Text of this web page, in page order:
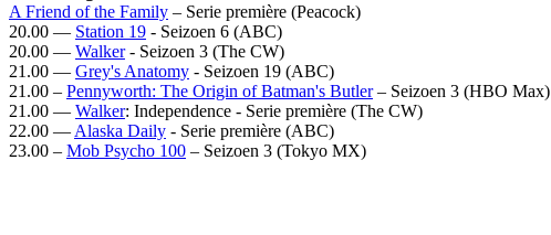
A Friend of the Family – Serie première (Peacock)
20.00 — Station 19 - Seizoen 6 (ABC)
20.00 — Walker- Seizoen 3 (The CW)
21.00 — Grey's Anatomy - Seizoen 19 (ABC)
21.00 – Pennyworth: The Origin of Batman's Butler– Seizoen 3 (HBO Max)
21.00 — Walker: Independence - Serie première (The CW)
22.00 — Alaska Daily - Serie première (ABC)
23.00 – Mob Psycho 100 – Seizoen 3 (Tokyo MX)